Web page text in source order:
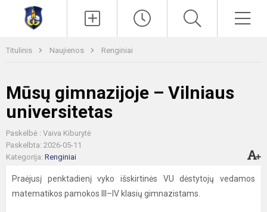
Titulinis Naujienos Renginiai
Mūsų gimnazijoje – Vilniaus
universitetas
Paskelbė : Vaiva Kiburytė
Paskelbta: 2026-05-11
Kategorija: Renginiai
Praėjusį penktadienį vyko išskirtinės VU dėstytojų vedamos
matematikos pamokos III–IV klasių gimnazistams.